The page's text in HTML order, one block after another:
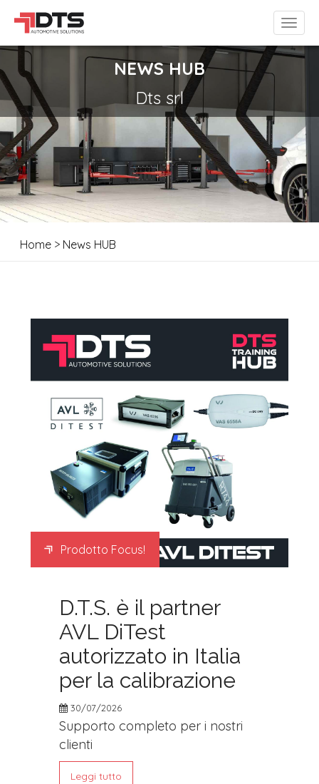
NEWS HUB
Dts srl
Home > News HUB
Prodotto Focus!
D.T.S. è il partner
AVL DiTest
autorizzato in Italia
per la calibrazione
30/07/2026
Supporto completo per i nostri
clienti
Leggi tutto